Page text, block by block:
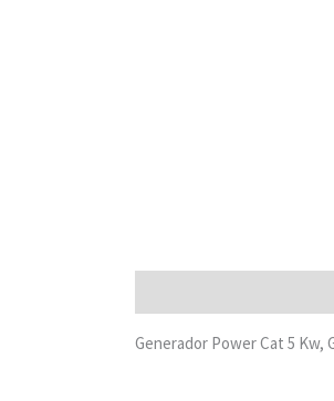
Generador Power Cat 5 Kw,